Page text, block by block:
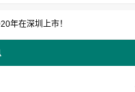
年在深圳上市！